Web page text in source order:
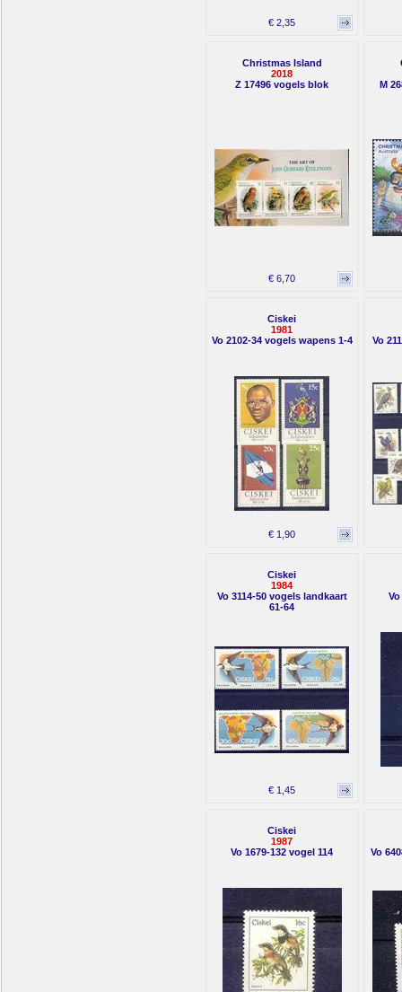
€ 2,35
Christmas Island
2018
Z 17496 vogels blok
€ 6,70
M
Ciskei
1981
Vo 2102-34 vogels wapens 1-4
€ 1,90
Vo
Ciskei
1984
Vo 3114-50 vogels landkaart
61-64
€ 1,45
Ciskei
1987
Vo 1679-132 vogel 114
Vo